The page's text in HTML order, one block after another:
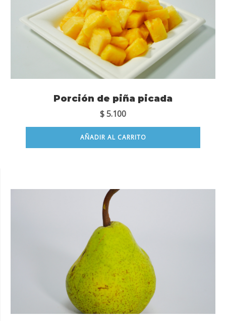
Porción de piña picada
$5.100
AÑADIR AL CARRITO